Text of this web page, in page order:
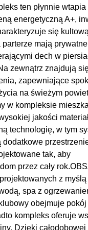
ten płynnie wtapia
energetyczną A+,
się kultową
mają
dech w
zewnątrz znajdują
zapewniające
na świeżym
w kompleksie
jakości
technologię, w tym
dodatkowe
tak, aby
przez cały
z myślą
spa z
obejmuje
kompleks oferuje
Dzięki